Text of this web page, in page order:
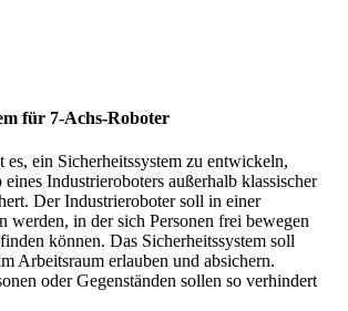
für 7-Achs-Roboter
es, ein Sicherheitssystem zu entwickeln,
Industrieroboters außerhalb klassischer
Der Industrieroboter soll in einer
werden, in der sich Personen frei bewegen
können. Das Sicherheitssystem soll
Arbeitsraum erlauben und absichern.
oder Gegenständen sollen so verhindert